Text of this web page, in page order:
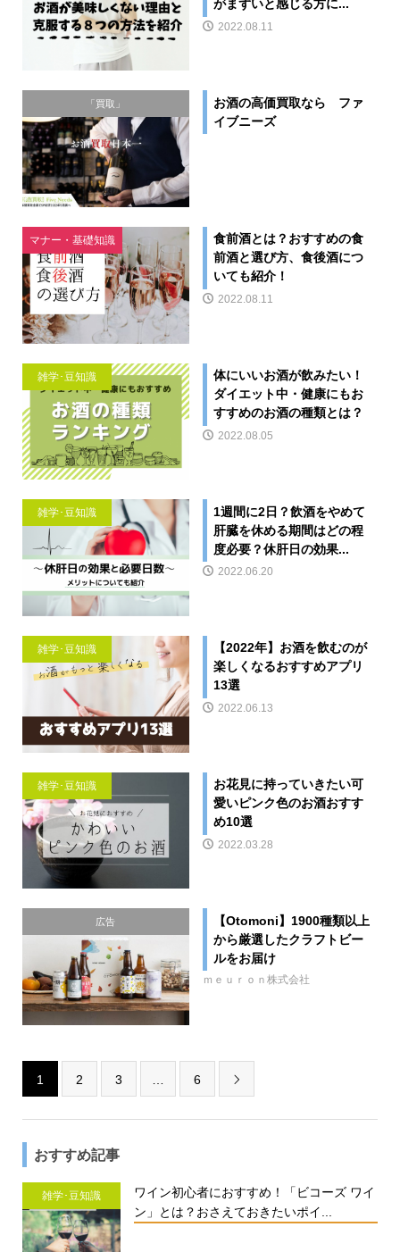
がまずいと感じる方に...
2022.08.11
「買取」
お酒の高価買取なら ファ
イブニーズ
マナー・基礎知識
食前酒とは？おすすめの食
前酒と選び方、食後酒につ
いても紹介！
2022.08.11
雑学･豆知識
体にいいお酒が飲みたい！
ダイエット中・健康にもお
すすめのお酒の種類とは？
2022.08.05
雑学･豆知識
1週間に2日？飲酒をやめて
肝臓を休める期間はどの程
度必要？休肝日の効果...
2022.06.20
雑学･豆知識
【2022年】お酒を飲むのが
楽しくなるおすすめアプリ
13選
2022.06.13
雑学･豆知識
お花見に持っていきたい可
愛いピンク色のお酒おすす
め10選
2022.03.28
広告
【Otomoni】1900種類以上
から厳選したクラフトビー
ルをお届け
ｍｅｕｒｏｎ株式会社
1 2 3 6 
おすすめ記事
雑学･豆知識
ワイン初心者におすすめ！「ビコーズ ワイ
ン」とは？おさえておきたいポイ...